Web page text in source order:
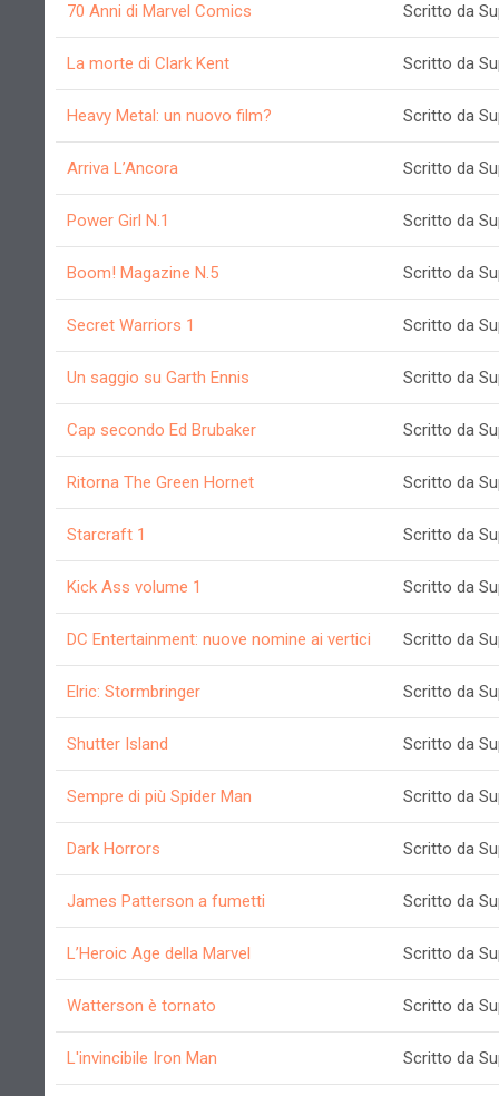
70 Anni di Marvel Comics Scritto da
La morte di Clark Kent Scritto da
Heavy Metal: un nuovo film? Scritto da
Arriva L’Ancora Scritto da
Power Girl N.1 Scritto da
Boom! Magazine N.5 Scritto da
Secret Warriors 1 Scritto da
Un saggio su Garth Ennis Scritto da
Cap secondo Ed Brubaker Scritto da
Ritorna The Green Hornet Scritto da
Starcraft 1 Scritto da
Kick Ass volume 1 Scritto da
DC Entertainment: nuove nomine ai vertici Scritto da
Elric: Stormbringer Scritto da
Shutter Island Scritto da
Sempre di più Spider Man Scritto da
Dark Horrors Scritto da
James Patterson a fumetti Scritto da
L’Heroic Age della Marvel Scritto da
Watterson è tornato Scritto da
L'invincibile Iron Man Scritto da